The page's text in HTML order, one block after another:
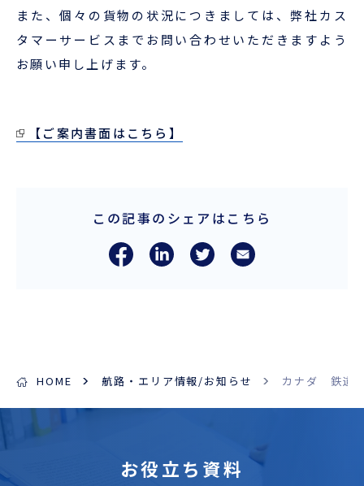
また、個々の貨物の状況につきましては、弊社カス
タマーサービスまでお問い合わせいただきますよう
お願い申し上げます。
【ご案内書面はこちら】
この記事のシェアはこちら
HOME 航路・エリア情報/お知らせ カナダ 鉄道
お役立ち 資料